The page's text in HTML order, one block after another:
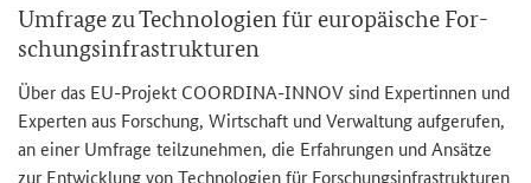
Um­fra­ge zu Tech­no­lo­gien für eu­ro­päi­sche For­
schungs­in­fra­struk­tu­ren
Über das EU-​Projekt COORDINA-​INNOV sind Ex­per­tin­nen und
Ex­per­ten aus For­schung, Wirt­schaft und Ver­wal­tung auf­ge­ru­fen,
an einer Um­fra­ge teil­zu­neh­men, die Er­fah­run­gen und An­sät­ze
zur Ent­wick­lung von Tech­no­lo­gien für For­schungs­in­fra­struk­tu­ren